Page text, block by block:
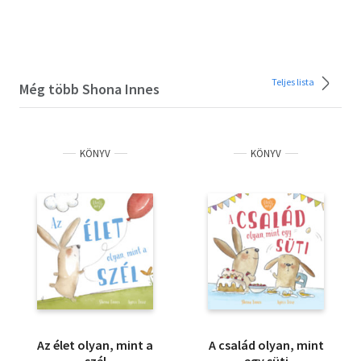
Még több Shona Innes Teljes lista
KÖNYV
Az élet olyan, mint a
KÖNYV
A család olyan, mint